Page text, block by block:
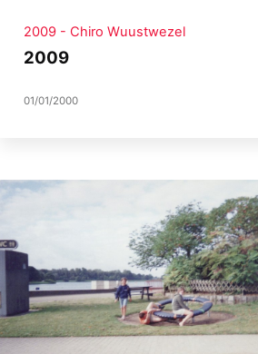
2009 - Chiro Wuustwezel
2009
01/01/2000